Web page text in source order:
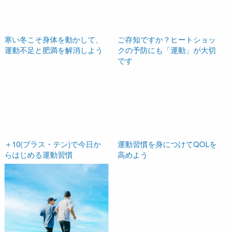
寒い冬こそ身体を動かして、
運動不足と肥満を解消しよう
ご存知ですか？ヒートショッ
クの予防にも「運動」が大切
です
＋10(プラス・テン)で今日か
らはじめる運動習慣
運動習慣を身につけてQOLを
高めよう